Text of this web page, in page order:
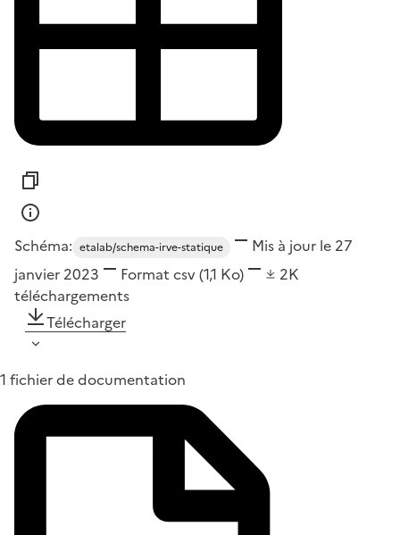
Schéma: etalab/schema-irve-statique
Mis à jour le 27
janvier 2023
Format csv(1,1 Ko)
2K
téléchargements
Télécharger
1 fichier de documentation